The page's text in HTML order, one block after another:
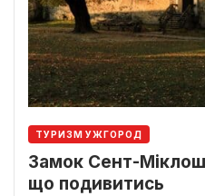
ТУРИЗМ УЖГОРОД
Замок Сент-Міклош
що подивитись